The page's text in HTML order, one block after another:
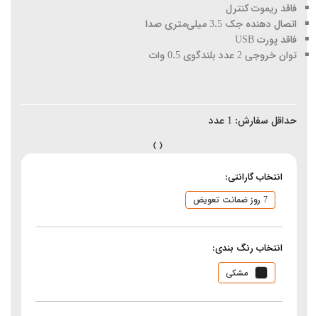
فاقد ریموت کنترل
اتصال دهنده جک 3.5 میلی‌متری صدا
فاقد پورت USB
توان خروجی 2 عدد بلندگوی 0.5 وات
حداقل سفارش: 1 عدد
انتخاب گارانتی:
7 روز ضمانت تعویض
انتخاب رنگ بندی:
مشکی